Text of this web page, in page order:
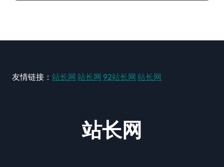
友情链接： 站长网 站长网 92站长网 站长网
站长网